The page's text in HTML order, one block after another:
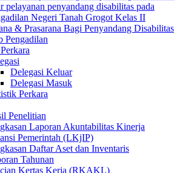
pelayanan penyandang disabilitas pada
Negeri Tanah Grogot Kelas II
& Prasarana Bagi Penyandang Disabilitas
Pengadilan
Delegasi Keluar
Delegasi Masuk
Perkara
Penelitian
Laporan Akuntabilitas Kinerja
Pemerintah (LKjIP)
Daftar Aset dan Inventaris
Tahunan
Kertas Kerja (RKAKL)